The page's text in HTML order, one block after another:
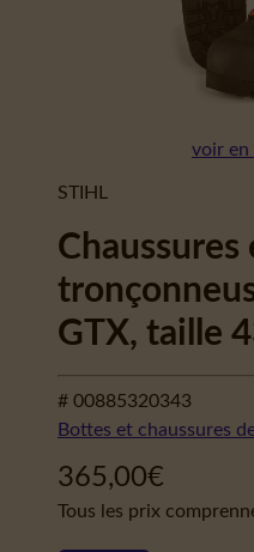
voir en
STIHL
Chaussures
GTX, taille
# 00885320343
Bottes et chaussures
365,00€
Tous les prix